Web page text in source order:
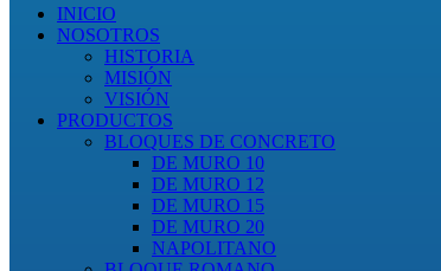
webINICIO
NOSOTROS
HISTORIA
MISIÓN
VISIÓN
PRODUCTOS
BLOQUES DE CONCRETO
DE MURO 10
DE MURO 12
DE MURO 15
DE MURO 20
NAPOLITANO